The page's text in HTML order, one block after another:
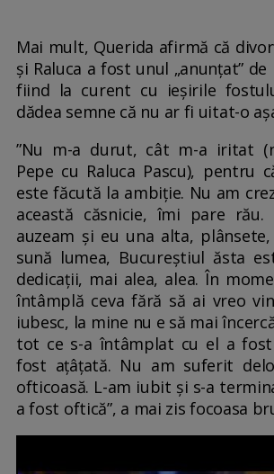
Mai mult, Querida afirmă că
și Raluca a fost unul „anunțat”
fiind la curent cu ieșirile
dădea semne că nu ar fi uitat-o
”Nu m-a durut, cât m-a iritat
Pepe cu Raluca Pascu), pentru
este făcută la ambiție. Nu am
această căsnicie, îmi pare rău.
auzeam și eu una alta, plânsete,
sună lumea, Bucureștiul ăsta
dedicații, mai alea, alea. În
întâmplă ceva fără să ai vreo
iubesc, la mine nu e să mai
tot ce s-a întâmplat cu el a
fost ațâțată. Nu am suferit
ofticoasă. L-am iubit și s-a
a fost oftică”, a mai zis focoasa